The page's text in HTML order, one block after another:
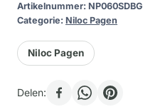
Artikelnummer: NP060SDBG
Categorie: Niloc Pagen
Niloc Pagen
Delen: